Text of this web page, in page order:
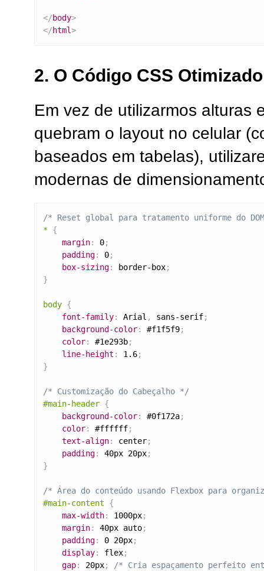
</body>
</html>
2. O Código CSS
Em vez de utilizarmos alturas
quebram o layout no celular
baseados em tabelas),
modernas de
/* Reset global para tratamento uniforme do
* {
margin: 0;
padding: 0;
box-sizing: border-box;
}
body {
font-family: Arial , sans-serif;
background-color: #f1f5f9;
color: #1e293b;
line-height : 1.6;
}
/* Customização do Cabeçalho */
#main-header {
background-color: #0f172a;
color: #ffffff;
text-align: center;
padding: 40px 20px;
}
/* Área do conteúdo usando Flexbox para
#main-content
{
max-width: 1000px;
margin: 40px auto;
padding: 0 20px;
display: flex;
gap: 20px;
/* Cria espaçamento perfeito